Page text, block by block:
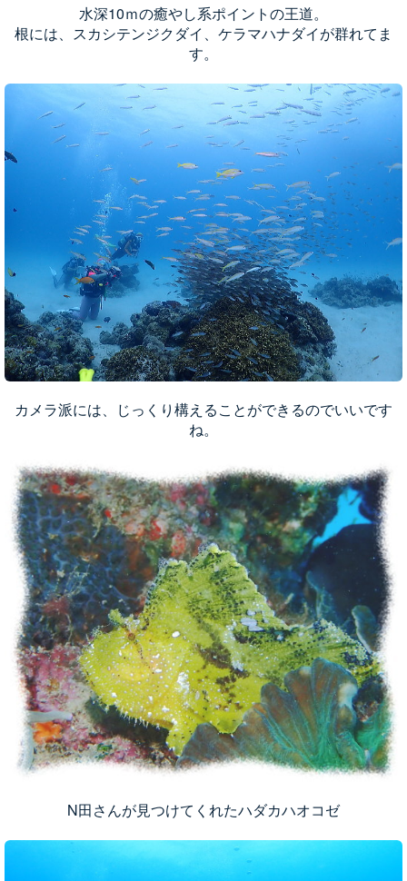
水深10ｍの癒やし系ポイントの王道。
根には、スカシテンジクダイ、ケラマハナダイが群れてま
す。
カメラ派には、じっくり構えることができるのでいいです
ね。
N田さんが見つけてくれたハダカハオコゼ